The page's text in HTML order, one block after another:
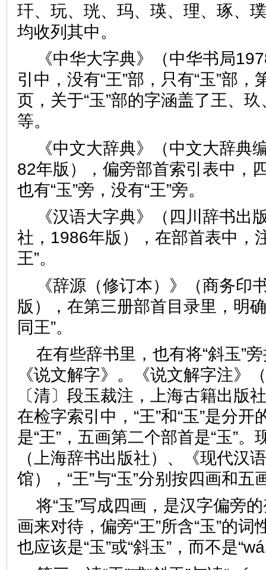
玕、玩、珖、玛、瑛、理、琢、
均收列其中。
《中华大字典》（中华书局
引中，没有“王”部，只有“玉”部
页，关于“玉”部的字涵盖了王、
等。
《中文大辞典》（中文大辞典
82年版），偏旁部首索引表中，
也有“玉”旁，没有“王”旁。
《汉语大字典》（四川辞书出
社，1986年版），在部首表中，
王”。
《辞源（修订本）》（商务印
版），在第三册部首目录里，明确
同王”。
在有些辞书里，也有将“斜玉”
《说文解字》。《说文解字注》
〔清〕段玉裁注，上海古籍出版
在检字索引中，“王”和“玉”是分
是“王”，五画第二个部首是“玉”
（上海辞书出版社）、《现代汉
馆），“王”与“玉”分别按四画和五
将“玉”写成四画，是汉字偏旁
画来对待，偏旁“王”所含“玉”的
也应该是“玉”或“斜玉”，而不是